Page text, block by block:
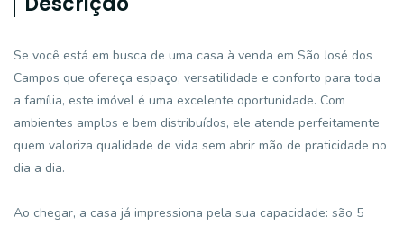
Se você está em busca de uma casa à venda em São José dos
Campos que ofereça espaço, versatilidade e conforto para toda
a família, este imóvel é uma excelente oportunidade. Com
ambientes amplos e bem distribuídos, ele atende perfeitamente
quem valoriza qualidade de vida sem abrir mão de praticidade no
dia a dia.
Ao chegar, a casa já impressiona pela sua capacidade: são 5